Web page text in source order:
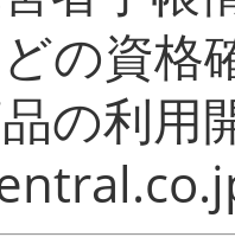
の資格
の利用